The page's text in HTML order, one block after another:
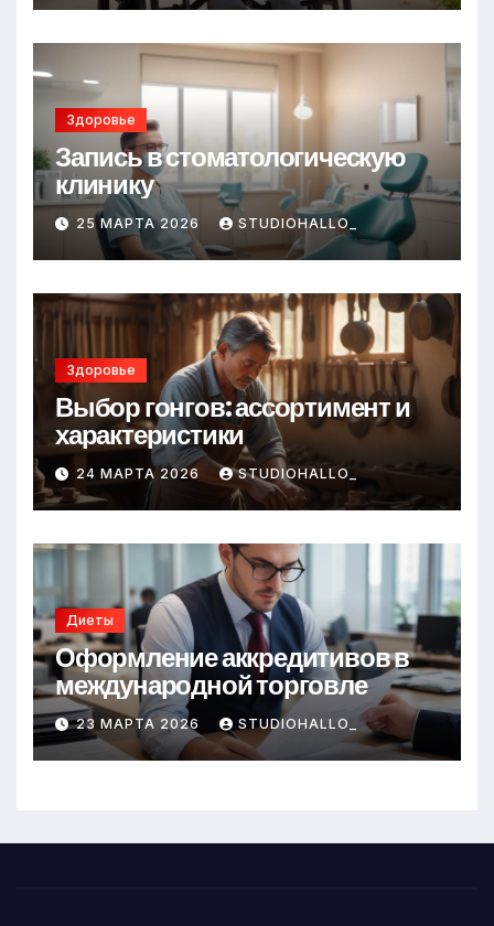
Здоровье
Запись в стоматологическую
клинику
25 МАРТА 2026 STUDIOHALLO_
Здоровье
Выбор гонгов: ассортимент и
характеристики
24 МАРТА 2026 STUDIOHALLO_
Диеты
Оформление аккредитивов в
международной торговле
23 МАРТА 2026 STUDIOHALLO_